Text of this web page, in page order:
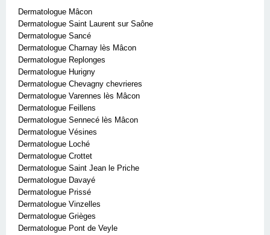
Dermatologue Mâcon
Dermatologue Saint Laurent sur Saône
Dermatologue Sancé
Dermatologue Charnay lès Mâcon
Dermatologue Replonges
Dermatologue Hurigny
Dermatologue Chevagny chevrieres
Dermatologue Varennes lès Mâcon
Dermatologue Feillens
Dermatologue Sennecé lès Mâcon
Dermatologue Vésines
Dermatologue Loché
Dermatologue Crottet
Dermatologue Saint Jean le Priche
Dermatologue Davayé
Dermatologue Prissé
Dermatologue Vinzelles
Dermatologue Grièges
Dermatologue Pont de Veyle